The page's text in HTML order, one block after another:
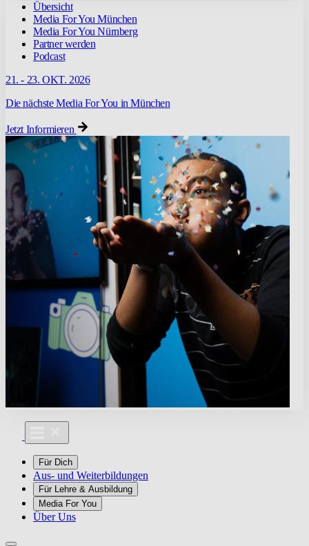
Übersicht
Media For You München
Media For You Nürnberg
Partner werden
Podcast
21. - 23. OKT. 2026
Die nächste Media For You in München
Jetzt Informieren
Für Dich
Aus- und Weiterbildungen
Für Lehre & Ausbildung
Media For You
Über Uns